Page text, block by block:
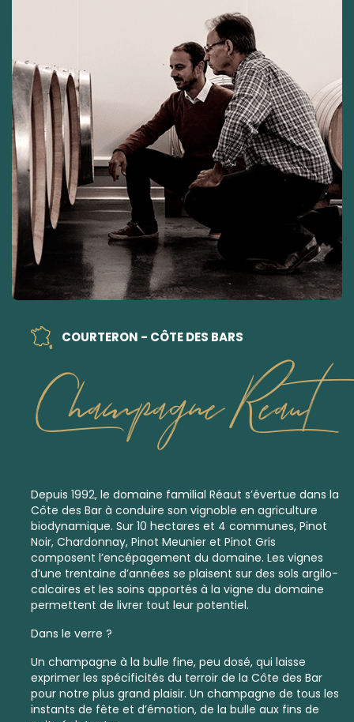
COURTERON - CÔTE DES BARS
Champagne Reaut
Depuis 1992, le domaine familial Réaut s’évertue dans la
Côte des Bar à conduire son vignoble en agriculture
biodynamique. Sur 10 hectares et 4 communes, Pinot
Noir, Chardonnay, Pinot Meunier et Pinot Gris
composent l’encépagement du domaine. Les vignes
d’une trentaine d’années se plaisent sur des sols argilo-
calcaires et les soins apportés à la vigne du domaine
permettent de livrer tout leur potentiel.
Dans le verre ?
Un champagne à la bulle fine, peu dosé, qui laisse
exprimer les spécificités du terroir de la Côte des Bar
pour notre plus grand plaisir. Un champagne de tous les
instants de fête et d’émotion, de la bulle aux fins de